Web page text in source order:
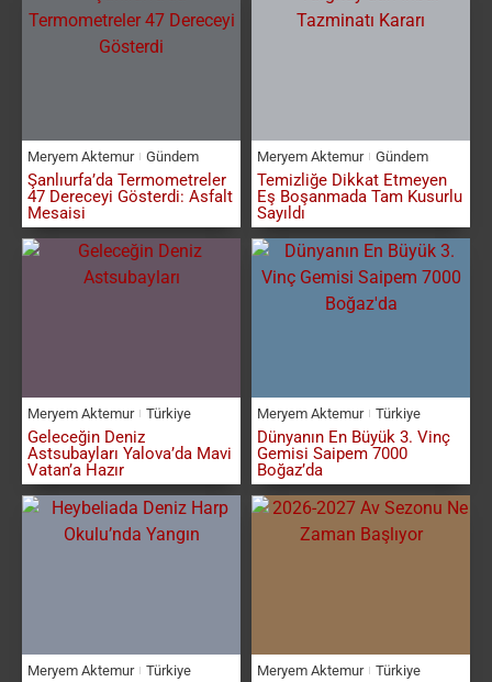
Meryem Aktemur Gündem
Şanlıurfa’da Termometreler
47 Dereceyi Gösterdi: Asfalt
Mesaisi
Meryem Aktemur Gündem
Temizliğe Dikkat Etmeyen
Eş Boşanmada Tam Kusurlu
Sayıldı
Meryem Aktemur Türkiye
Geleceğin Deniz
Astsubayları Yalova’da Mavi
Vatan’a Hazır
Meryem Aktemur Türkiye
Dünyanın En Büyük 3. Vinç
Gemisi Saipem 7000
Boğaz’da
Meryem Aktemur Türkiye Meryem Aktemur Türkiye